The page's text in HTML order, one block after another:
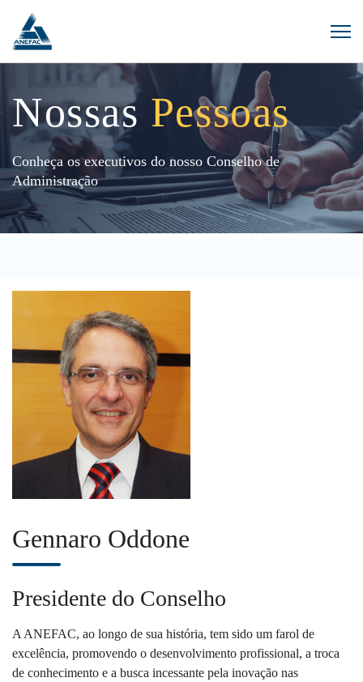
Nossas Pessoas
Conheça os executivos do nosso Conselho de
Administração
Gennaro Oddone
Presidente do Conselho
A ANEFAC, ao longo de sua história, tem sido um farol de
excelência, promovendo o desenvolvimento profissional, a troca
de conhecimento e a busca incessante pela inovação nas